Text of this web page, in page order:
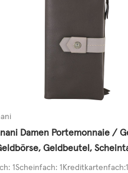
Damen Portemonnaie /
Geldbeutel,
1Scheinfach: